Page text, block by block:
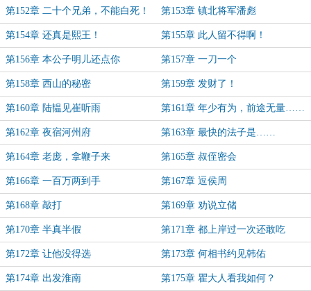
第152章 二十个兄弟，不能白死！ 第153章 镇北将军潘彪
第154章 还真是熙王！ 第155章 此人留不得啊！
第156章 本公子明儿还点你 第157章 一刀一个
第158章 西山的秘密 第159章 发财了！
第160章 陆韫见崔听雨 第161章 年少有为，前途无量……
第162章 夜宿河州府 第163章 最快的法子是……
第164章 老庞，拿鞭子来 第165章 叔侄密会
第166章 一百万两到手 第167章 逗侯周
第168章 敲打 第169章 劝说立储
第170章 半真半假 第171章 都上岸过一次还敢吃
第172章 让他没得选 第173章 何相书约见韩佑
第174章 出发淮南 第175章 瞿大人看我如何？